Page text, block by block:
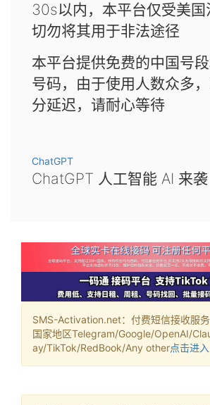
30s以内，本平台仅受美国
切勿将其用于非法途径
本平台提供免费的中国号
号码，由于使用人数众多
分延迟，请耐心等待
ChatGPT
ChatGPT 人工智能 AI 来袭
SMS-Activation.net：付费短信接收服
国家地区Telegram/Google/OpenAI/
ay/TikTok/RedBook/Any other点击进入